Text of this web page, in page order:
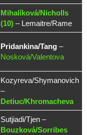
Mihalíková/Nicholls
(10) – Lemaitre/Rame
Pridankina/Tang –
Nosková/Valentova
Kozyreva/Shymanovich
–
Detiuc/Khromacheva
Sutjiadi/Tjen –
Bouzková/Sorribes